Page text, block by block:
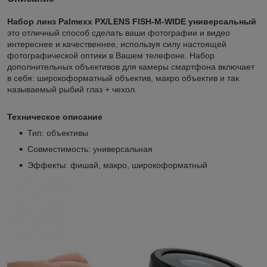
Набор линз Palmexx PX/LENS FISH-M-WIDE универсальный
это отличный способ сделать ваши фотографии и видео
интереснее и качественнее, используя силу настоящей
фотографической оптики в Вашем телефоне. Набор
дополнительных объективов для камеры смартфона включает
в себя: широкоформатный объектив, макро объектив и так
называемый рыбий глаз + чехол.
Техническое описание
Тип: объективы
Совместимость: универсальная
Эффекты: фишай, макро, широкоформатный